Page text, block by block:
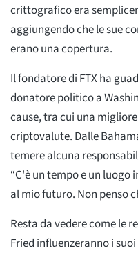
crittografico era
aggiungendo che le sue
erano una copertura.
Il fondatore di FTX ha
donatore politico a
cause, tra cui una
criptovalute. Dalle
temere alcuna
“C'è un tempo e un luogo
al mio futuro. Non penso
Resta da vedere come le
Fried influenzeranno i